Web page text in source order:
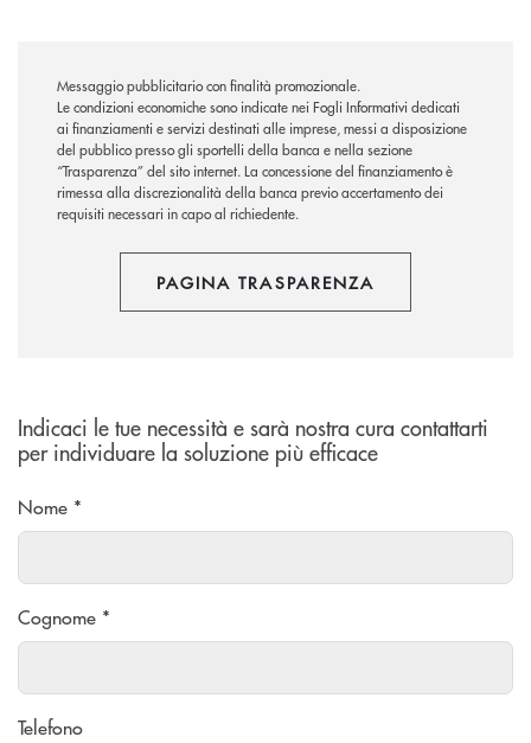
Messaggio pubblicitario con finalità promozionale.
Le condizioni economiche sono indicate nei Fogli Informativi dedicati
ai finanziamenti e servizi destinati alle imprese, messi a disposizione
del pubblico presso gli sportelli della banca e nella sezione
“Trasparenza” del sito internet. La concessione del finanziamento è
rimessa alla discrezionalità della banca previo accertamento dei
requisiti necessari in capo al richiedente.
PAGINA TRASPARENZA
Indicaci le tue necessità e sarà nostra cura contattarti
per individuare la soluzione più efficace
Nome *
Cognome *
Telefono